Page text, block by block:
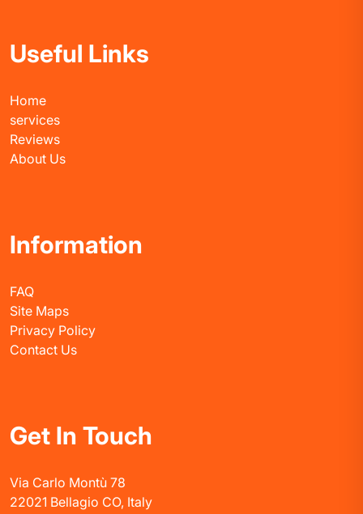
Useful Links
Home
services
Reviews
About Us
Information
FAQ
Site Maps
Privacy Policy
Contact Us
Get In Touch
Via Carlo Montù 78
22021 Bellagio CO, Italy